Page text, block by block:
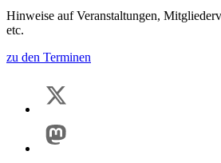
Hinweise auf Veranstaltungen,
etc.
zu den Terminen